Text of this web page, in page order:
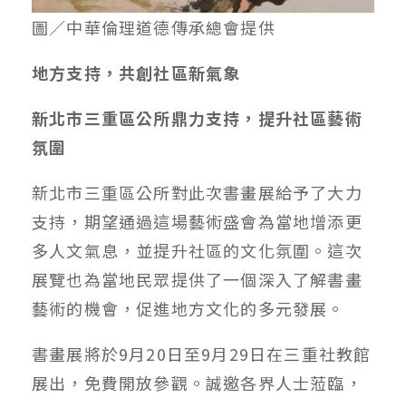
圖／中華倫理道德傳承總會提供
地方支持，共創社區新氣象
新北市三重區公所鼎力支持，提升社區藝術
氛圍
新北市三重區公所對此次書畫展給予了大力
支持，期望通過這場藝術盛會為當地增添更
多人文氣息，並提升社區的文化氛圍。這次
展覽也為當地民眾提供了一個深入了解書畫
藝術的機會，促進地方文化的多元發展。
書畫展將於9月20日至9月 29日在三重社教館
展出，免費開放參觀。誠邀各界人士蒞臨，